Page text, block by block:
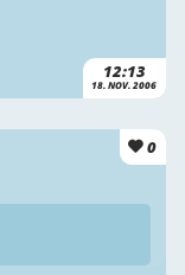
12:13
18. NOV. 2006
0